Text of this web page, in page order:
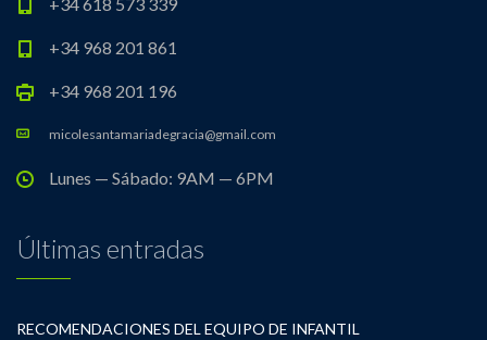
+34 968 201 861
+34 968 201 196
micolesantamariadegracia@gmail.com
Lunes — Sábado: 9AM — 6PM
Últimas entradas
RECOMENDACIONES DEL EQUIPO DE INFANTIL